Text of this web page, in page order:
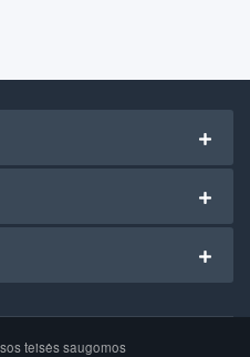
teisės saugomos